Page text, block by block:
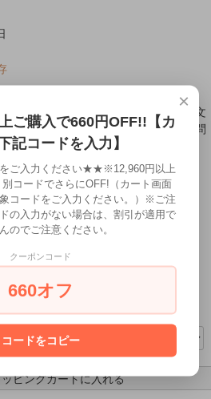
ご希望の場合はご相談ください。 注文
数が異なります。 ページ下部の「お問
にお問い合わせくださいませ。
ピングカートに入れる
×
ご購入で660円OFF!!【カ
記コードを入力】
ご入力ください★★※12,960円以上
別コードでさらにOFF!（カート画面
コードをご入力ください。）※ご注
の入力がない場合は、割引が適用で
のでご注意ください。
クーポンコード
660オフ
コードをコピー